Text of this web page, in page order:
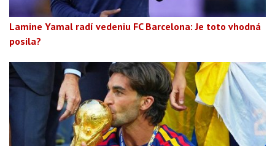
Lamine Yamal radí vedeniu FC Barcelona: Je toto vhodná
posila?